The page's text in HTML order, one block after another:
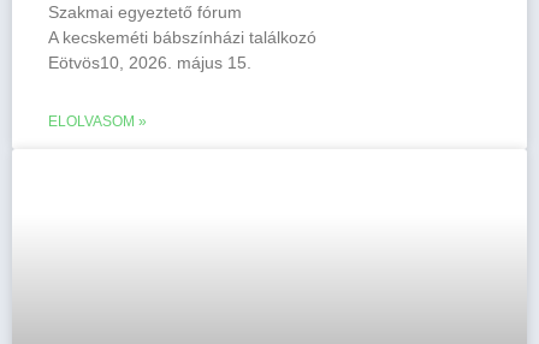
Szakmai egyeztető fórum
A kecskeméti bábszínházi találkozó
Eötvös10, 2026. május 15.
ELOLVASOM »